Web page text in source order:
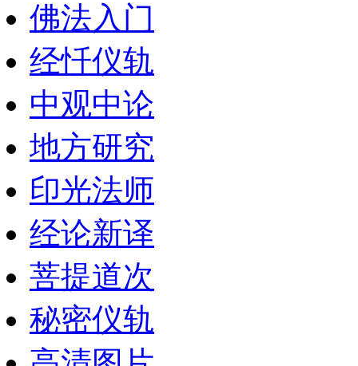
佛法入门
经忏仪轨
中观中论
地方研究
印光法师
经论新译
菩提道次
秘密仪轨